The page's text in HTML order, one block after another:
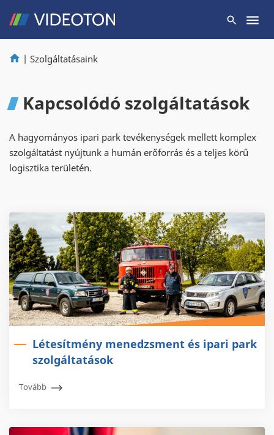
| Szolgáltatásaink
Kapcsolódó szolgáltatások
A hagyományos ipari park tevékenységek mellett komplex
szolgáltatást nyújtunk a humán erőforrás és a teljes körű
logisztika területén.
Létesítmény menedzsment és ipari park
szolgáltatások
Tovább